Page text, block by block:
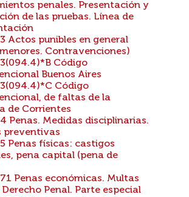
penales. Presentación y
de las pruebas. Línea de
Actos punibles en general
Contravenciones)
Código
Buenos Aires
Código
de faltas de la
de Corrientes
Penas. Medidas disciplinarias.
preventivas
Penas físicas: castigos
pena capital (pena de
Penas económicas. Multas
Derecho Penal. Parte especial